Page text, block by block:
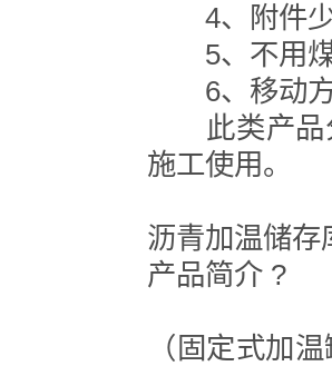
4、附件
5、不用
6、移动
此类产品分
施工使用。
沥青加温储存
产品简介 ?
（固定式加